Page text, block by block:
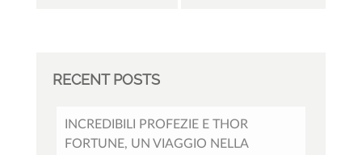
RECENT POSTS
INCREDIBILI PROFEZIE E THOR
FORTUNE, UN VIAGGIO NELLA